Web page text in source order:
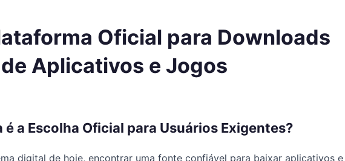
Oficial para Downloads
Aplicativos e Jogos
é a Escolha Oficial para Usuários Exigentes?
digital de hoje, encontrar uma fonte confiável para baixar aplicativos e